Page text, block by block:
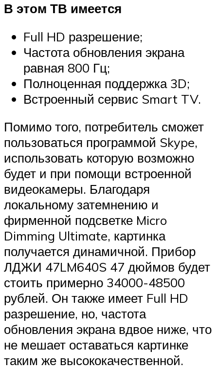
В этом ТВ имеется
Full HD разрешение;
Частота обновления экрана
равная 800 Гц;
Полноценная поддержка 3D;
Встроенный сервис Smart TV.
Помимо того, потребитель сможет
пользоваться программой Skype,
использовать которую возможно
будет и при помощи встроенной
видеокамеры. Благодаря
локальному затемнению и
фирменной подсветке Micro
Dimming Ultimate, картинка
получается динамичной. Прибор
ЛДЖИ 47LM640S 47 дюймов будет
стоить примерно 34000-48500
рублей. Он также имеет Full HD
разрешение, но, частота
обновления экрана вдвое ниже, что
не мешает оставаться картинке
таким же высококачественной.